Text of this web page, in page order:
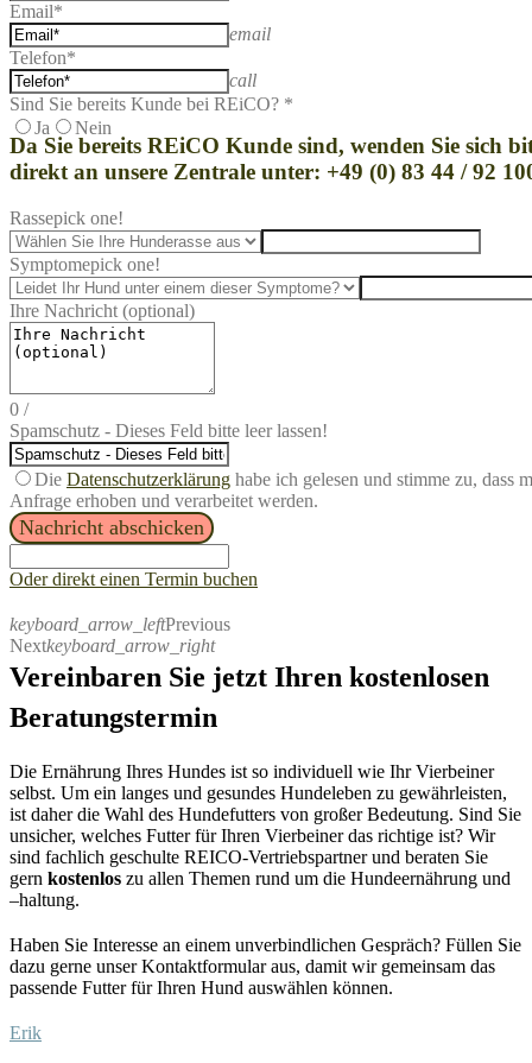
Email*
email
Telefon*
call
Sind Sie bereits Kunde bei REiCO? *
Ja
Nein
Da Sie bereits REiCO Kunde sind, wenden Sie sich
direkt an unsere Zentrale unter: +49 (0) 83 44 / 92
Rassepick one!
Symptomepick one!
Ihre Nachricht (optional)
0 /
Spamschutz - Dieses Feld bitte leer lassen!
Die Datenschutzerklärung habe ich gelesen und stimme zu, dass
Anfrage erhoben und verarbeitet werden.
Nachricht abschicken
Oder direkt einen Termin buchen
keyboard_arrow_leftPrevious
Nextkeyboard_arrow_right
Vereinbaren Sie jetzt Ihren kostenlosen
Beratungstermin
Die Ernährung Ihres Hundes ist so individuell wie Ihr Vierbeiner
selbst. Um ein langes und gesundes Hundeleben zu gewährleisten,
ist daherdie Wahl des Hundefutters von großer Bedeutung. Sind Sie
unsicher, welches Futter für Ihren Vierbeinerdas richtige ist? Wir
sind fachlich geschulte REICO-Vertriebspartnerund beraten Sie
gern kostenlos zu allen Themen rund um die Hundeernährung und
–haltung.
Haben Sie Interesse an einem unverbindlichen Gespräch? Füllen Sie
dazu gerne unser Kontaktformular aus, damit wir gemeinsam das
passende Futter für Ihren Hund auswählen können.
Erik